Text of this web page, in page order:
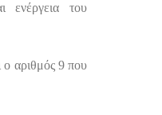
ενέργεια του
ο αριθμός 9 που